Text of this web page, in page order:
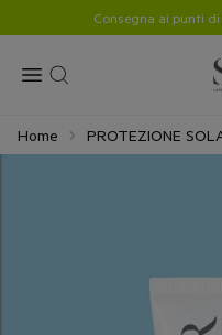
Consegna ai punti di
Home PROTEZIONE